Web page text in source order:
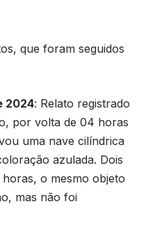
que foram seguidos
2024: Relato registrado
por volta de 04 horas
uma nave cilíndrica
azulada. Dois
o mesmo objeto
mas não foi